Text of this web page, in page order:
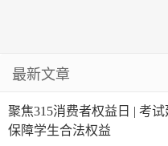
最新文章
聚焦315消费者权益日 | 考
保障学生合法权益